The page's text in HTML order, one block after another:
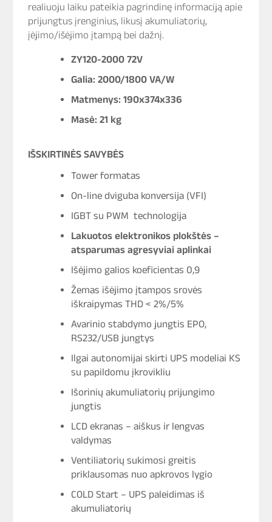
realiuoju laiku pateikia pagrindinę informaciją apie
prijungtus įrenginius, likusį akumuliatorių,
įėjimo/išėjimo įtampą bei dažnį.
ZY120-2000 72V
Galia: 2000/1800 VA/W
Matmenys: 190x374x336
Masė: 21 kg
IŠSKIRTINĖS SAVYBĖS
Tower formatas
On-line dviguba konversija (VFI)
IGBT su PWM technologija
Lakuotos elektronikos plokštės –
atsparumas agresyviai aplinkai
Išėjimo galios koeficientas 0,9
Žemas išėjimo įtampos srovės
iškraipymas THD < 2%/5%
Avarinio stabdymo jungtis EPO,
RS232/USB jungtys
Ilgai autonomijai skirti UPS modeliai KS
su papildomu įkrovikliu
Išorinių akumuliatorių prijungimo
jungtis
LCD ekranas – aiškus ir lengvas
valdymas
Ventiliatorių sukimosi greitis
priklausomas nuo apkrovos lygio
COLD Start – UPS paleidimas iš
akumuliatorių